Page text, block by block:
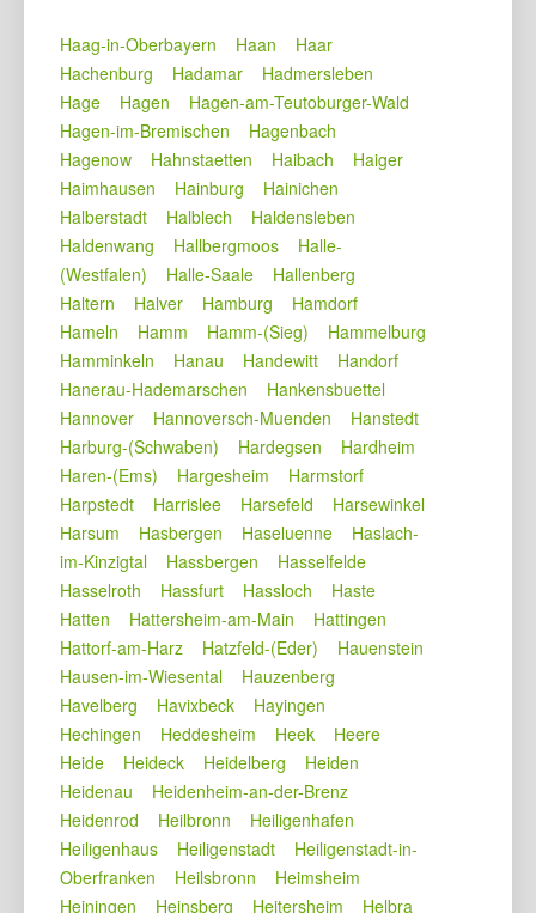
Haag-in-Oberbayern Haan
Haar
Hachenburg
Hadamar
Hadmersleben
Hage
Hagen
Hagen-am-Teutoburger-Wald
Hagen-im-Bremischen
Hagenbach
Hagenow
Hahnstaetten Haibach
Haiger
Haimhausen
Hainburg
Hainichen
Halberstadt
Halblech
Haldensleben
Haldenwang
Hallbergmoos
Halle-
(Westfalen)
Halle-Saale
Hallenberg
Haltern
Halver Hamburg
Hamdorf
Hameln
Hamm Hamm-(Sieg)
Hammelburg
Hamminkeln
Hanau Handewitt
Handorf
Hanerau-Hademarschen
Hankensbuettel
Hannover
Hannoversch-Muenden
Hanstedt
Harburg-(Schwaben)
Hardegsen
Hardheim
Haren-(Ems)
Hargesheim
Harmstorf
Harpstedt
Harrislee Harsefeld
Harsewinkel
Harsum
Hasbergen Haseluenne
Haslach-
im-Kinzigtal
Hassbergen
Hasselfelde
Hasselroth
Hassfurt Hassloch
Haste
Hatten
Hattersheim-am-Main
Hattingen
Hattorf-am-Harz
Hatzfeld-(Eder)
Hauenstein
Hausen-im-Wiesental
Hauzenberg
Havelberg
Havixbeck
Hayingen
Hechingen
Heddesheim Heek
Heere
Heide
Heideck Heidelberg
Heiden
Heidenau
Heidenheim-an-der-Brenz
Heidenrod
Heilbronn
Heiligenhafen
Heiligenhaus
Heiligenstadt
Heiligenstadt-in-
Oberfranken
Heilsbronn
Heimsheim
Heiningen
Heinsberg Heitersheim
Helbra